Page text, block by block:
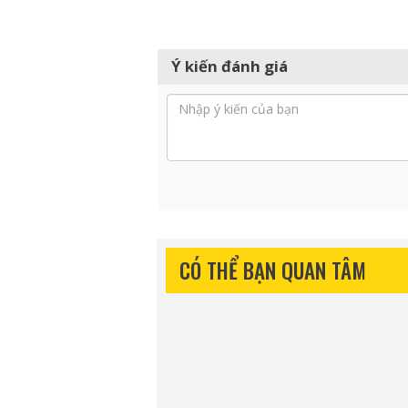
Ý kiến đánh giá
CÓ THỂ BẠN QUAN TÂM